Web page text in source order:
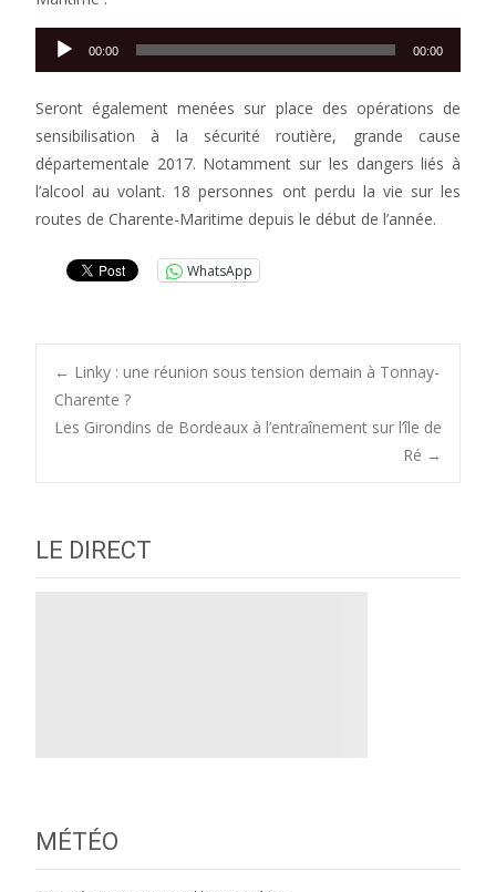
Lecteur
audio
00:00 00:00
Seront également menées sur place des opérations de
sensibilisation à la sécurité routière, grande cause
départementale 2017. Notamment sur les dangers liés à
l’alcool au volant. 18 personnes ont perdu la vie sur les
routes de Charente-Maritime depuis le début de l’année.
WhatsApp
Post
← Linky : une réunion sous tension demain à Tonnay-
Charente ?
Les Girondins de Bordeaux à l’entraînement sur l’île de
Ré →
LE DIRECT
MÉTÉO